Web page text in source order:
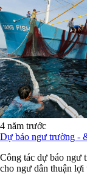
4 năm trước
Dự báo ngư trường -
Công tác dự báo ngư
cho ngư dân thuận lợi